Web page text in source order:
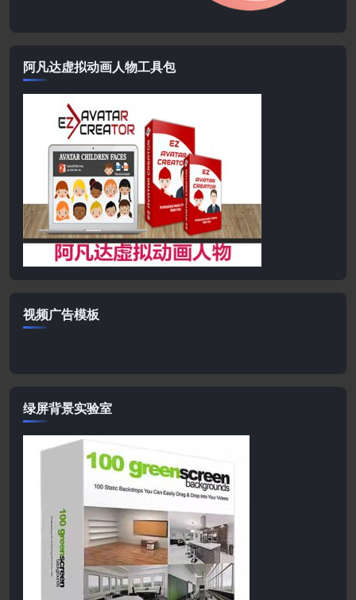
阿凡达虚拟动画人物工具包
视频广告模板
绿屏背景实验室